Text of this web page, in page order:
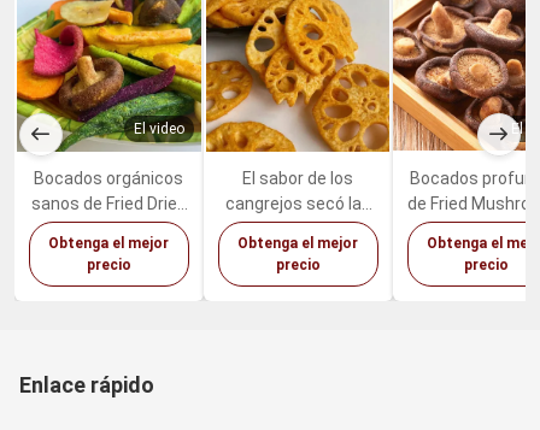
El video
Bocados orgánicos
sanos de Fried Dried
Fruits Vegetables
Mixed del vacío
Obtenga el mejor
precio
El sabor de los
cangrejos secó las
legumbres de frutas
Lotus Root Snacks
picante
Obtenga el mejor
precio
El
Bocados
de Fried
Sweet
Vegetable del
Shiitake del
Obtenga el
precio
Enlace rápido